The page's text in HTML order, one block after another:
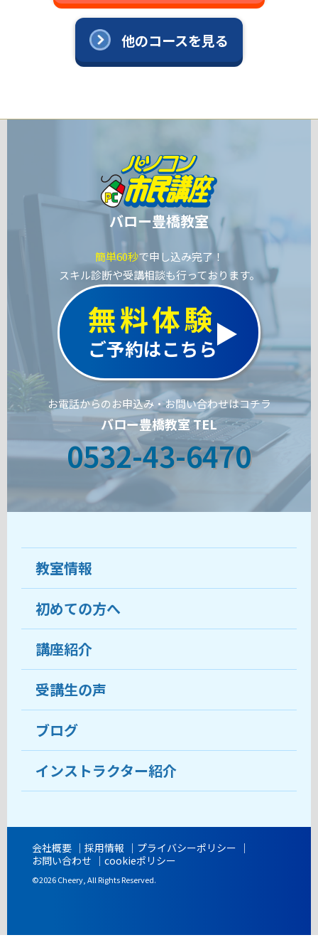
他のコースを見る
バロー豊橋教室
簡単60秒で申し込み完了！
スキル診断や受講相談も行っております。
無料体験
ご予約はこちら
お電話からのお申込み・お問い合わせはコチラ
バロー豊橋教室 TEL
0532-43-6470
教室情報
教室について
受講生の声
おすすめ・人気の講座
目的から講座を探す
教室ブログ
開講時間
初めての方へ
ココがおすすめ
料金
受講までの流れ
よくあるご質問
講座紹介
受講生の声
ブログ
インストラクター紹介
会社概要 採用情報
プライバシーポリシー
お問い合わせ
cookieポリシー
©2026 Cheery, All Rights Reserved.